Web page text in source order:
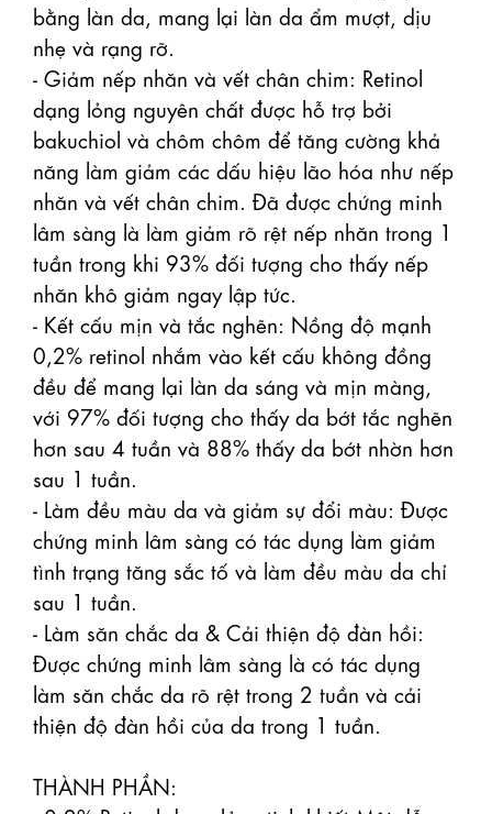
bằng làn da, mang lại làn da ẩm mượt, dịu
nhẹ và rạng rỡ.
- Giảm nếp nhăn và vết chân chim: Retinol
dạng lỏng nguyên chất được hỗ trợ bởi
bakuchiol và chôm chôm để tăng cường khả
năng làm giảm các dấu hiệu lão hóa như nếp
nhăn và vết chân chim. Đã được chứng minh
lâm sàng là làm giảm rõ rệt nếp nhăn trong 1
tuần trong khi 93% đối tượng cho thấy nếp
nhăn khô giảm ngay lập tức.
- Kết cấu mịn và tắc nghẽn: Nồng độ mạnh
0,2% retinol nhắm vào kết cấu không đồng
đều để mang lại làn da sáng và mịn màng,
với 97% đối tượng cho thấy da bớt tắc nghẽn
hơn sau 4 tuần và 88% thấy da bớt nhờn hơn
sau 1 tuần.
- Làm đều màu da và giảm sự đổi màu: Được
chứng minh lâm sàng có tác dụng làm giảm
tình trạng tăng sắc tố và làm đều màu da chỉ
sau 1 tuần.
- Làm săn chắc da & Cải thiện độ đàn hồi:
Được chứng minh lâm sàng là có tác dụng
làm săn chắc da rõ rệt trong 2 tuần và cải
thiện độ đàn hồi của da trong 1 tuần.
THÀNH PHẦN: